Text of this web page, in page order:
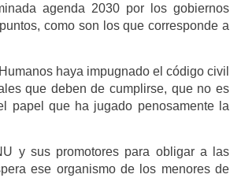
agenda 2030 por los gobiernos
como son los que corresponde a
haya impugnado el código civil
que deben de cumplirse, que no es
papel que ha jugado penosamente la
y sus promotores para obligar a las
ese organismo de los menores de